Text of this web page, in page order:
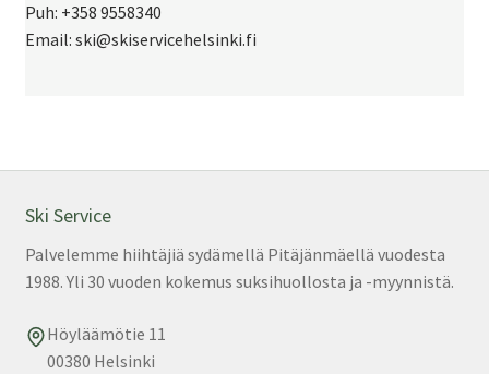
Puh: +358 9558340
Email: ski@skiservicehelsinki.fi
Ski Service
Palvelemme hiihtäjiä sydämellä Pitäjänmäellä vuodesta
1988. Yli 30 vuoden kokemus suksihuollosta ja -myynnistä.
Höyläämötie 11
00380 Helsinki